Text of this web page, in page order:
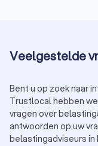
Veelgestelde
Bent u op zoek naar
Trustlocal hebben
vragen over
antwoorden op uw
belastingadviseurs